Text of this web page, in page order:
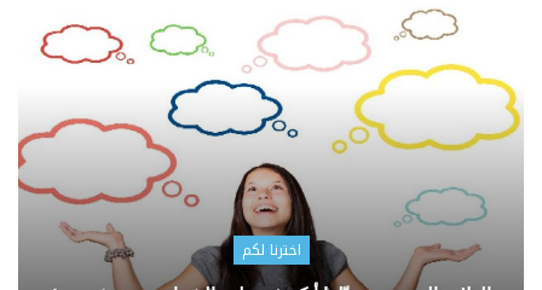
اخترنا لكم